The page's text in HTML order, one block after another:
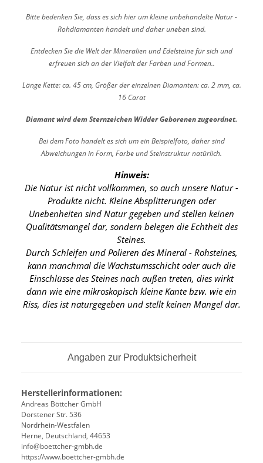
Bitte bedenken Sie, dass es sich hier um kleine unbehandelte Natur -
Rohdiamanten handelt und daher uneben sind.
Entdecken Sie die Welt der Mineralien und Edelsteine für sich und
erfreuen sich an der Vielfalt der Farben und Formen..
Länge Kette: ca. 45 cm, Größer der einzelnen Diamanten: ca. 2 mm, ca.
16 Carat
Diamant wird dem Sternzeichen Widder Geborenen zugeordnet.
Bei dem Foto handelt es sich um ein Beispielfoto, daher sind
Abweichungen in Form, Farbe und Steinstruktur natürlich.
Hinweis:
Die Natur ist nicht vollkommen, so auch unsere Natur -
Produkte nicht. Kleine Absplitterungen oder
Unebenheiten sind Natur gegeben und stellen keinen
Qualitätsmangel dar, sondern belegen die Echtheit des
Steines.
Durch Schleifen und Polieren des Mineral - Rohsteines,
kann manchmal die Wachstumsschicht oder auch die
Einschlüsse des Steines nach außen treten, dies wirkt
dann wie eine mikroskopisch kleine Kante bzw. wie ein
Riss, dies ist naturgegeben und stellt keinen Mangel dar.
Angaben zur Produktsicherheit
Herstellerinformationen:
Andreas Böttcher GmbH
Dorstener Str. 536
Nordrhein-Westfalen
Herne, Deutschland, 44653
info@boettcher-gmbh.de
https://www.boettcher-gmbh.de